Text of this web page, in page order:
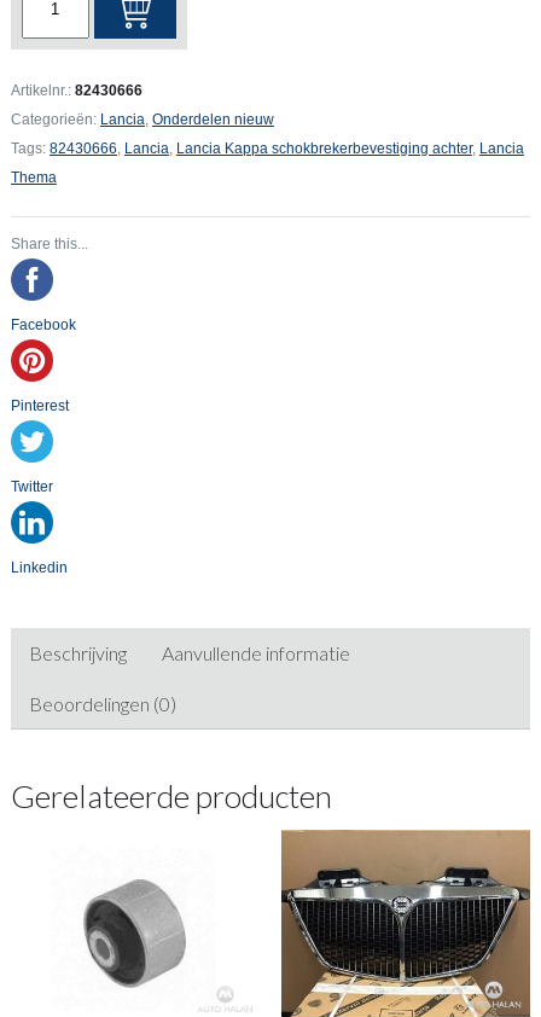
Schokbrekerbevestiging
achter
aantal
Artikelnr.: 82430666
Categorieën: Lancia Onderdelen nieuw
Tags: 82430666 Lancia Lancia Kappa schokbrekerbevestiging achter, Lancia
Thema
Share this...
Facebook
Pinterest
Twitter
Linkedin
Beschrijving Aanvullende informatie
Beoordelingen (0)
Gerelateerde producten